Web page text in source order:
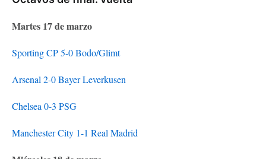
Martes 17 de marzo
Sporting CP 5-0 Bodo/Glimt
Arsenal 2-0 Bayer Leverkusen
Chelsea 0-3 PSG
Manchester City 1-1 Real Madrid